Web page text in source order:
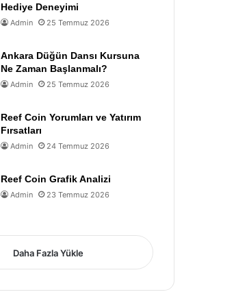
Hediye Deneyimi
Admin 25 Temmuz 2026
Ankara Düğün Dansı Kursuna
Ne Zaman Başlanmalı?
Admin 25 Temmuz 2026
Reef Coin Yorumları ve Yatırım
Fırsatları
Admin 24 Temmuz 2026
Reef Coin Grafik Analizi
Admin 23 Temmuz 2026
Daha Fazla Yükle